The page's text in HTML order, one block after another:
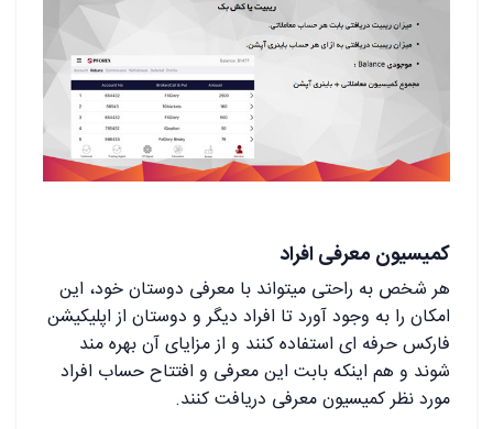
کمیسیون معرفی افراد
هر شخص به راحتی میتواند با معرفی دوستان خود، این
امکان را به وجود آورد تا افراد دیگر و دوستان از اپلیکیشن
فارکس حرفه ای استفاده کنند و از مزایای آن بهره مند
شوند و هم اینکه بابت این معرفی و افتتاح حساب افراد
مورد نظر کمیسیون معرفی دریافت کنند.